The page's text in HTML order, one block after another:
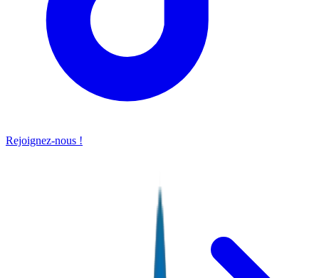
Rejoignez-nous !